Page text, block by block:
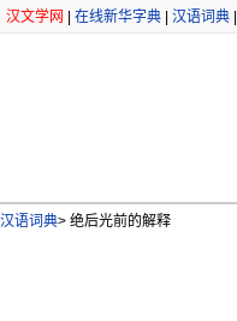
汉文学网 在线新华字典 汉语词典
汉语词典> 绝后光前的解释